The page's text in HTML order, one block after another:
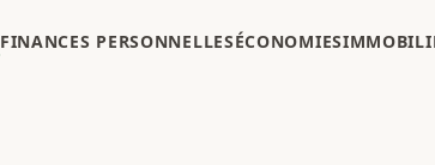
FINANCES PERSONNELLESÉCONOMIES